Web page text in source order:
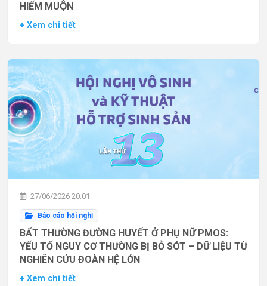
HIẾM MUỘN
+ Xem chi tiết
27/06/2026 20:01
Báo cáo hội nghị
BẤT THƯỜNG ĐƯỜNG HUYẾT Ở PHỤ NỮ PMOS:
YẾU TỐ NGUY CƠ THƯỜNG BỊ BỎ SÓT – DỮ LIỆU TỪ
NGHIÊN CỨU ĐOÀN HỆ LỚN
+ Xem chi tiết